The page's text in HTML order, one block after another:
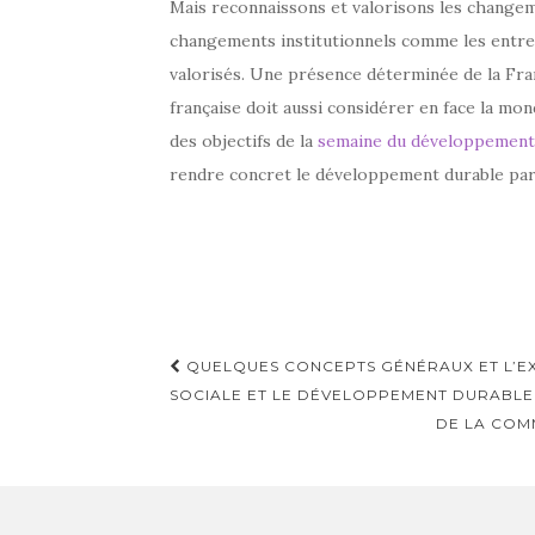
Mais reconnaissons et valorisons les
changements institutionnels comme les
valorisés. Une présence déterminée de la
française doit aussi considérer en face la
des objectifs de la semaine du
rendre concret le développement durable
Navigation
d'article
QUELQUES CONCEPTS GÉNÉRAUX ET
SOCIALE ET LE DÉVELOPPEMENT DURABLE
DE LA